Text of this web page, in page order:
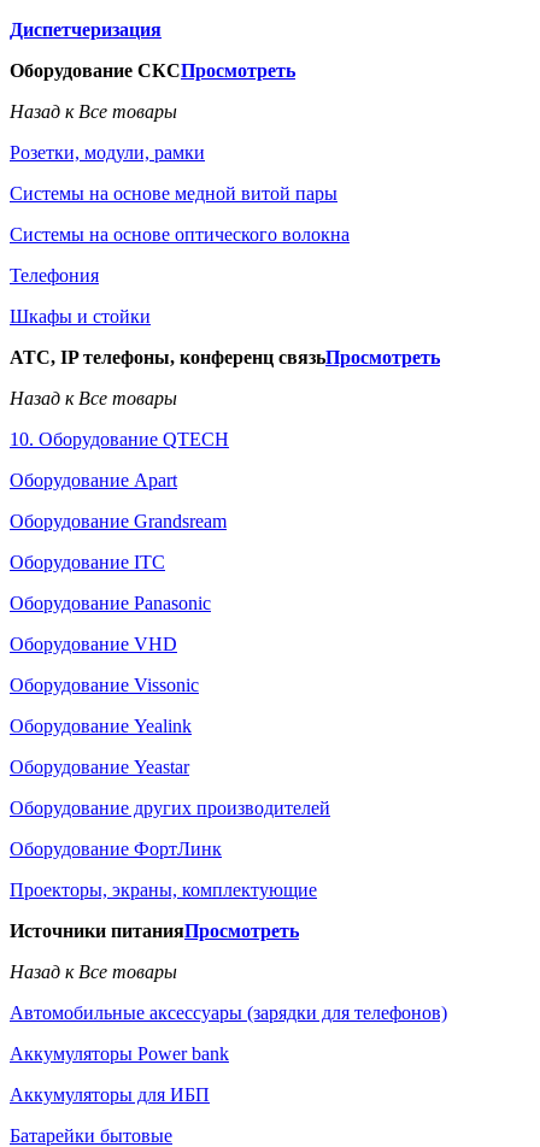
Диспетчеризация
Оборудование СКСПросмотреть
Назад к Все товары
Розетки, модули, рамки
Системы на основе медной витой пары
Системы на основе оптического волокна
Телефония
Шкафы и стойки
АТС, IP телефоны, конференц связьПросмотреть
Назад к Все товары
10. Оборудование QTECH
Оборудование Apart
Оборудование Grandsream
Оборудование ITC
Оборудование Panasonic
Оборудование VHD
Оборудование Vissonic
Оборудование Yealink
Оборудование Yeastar
Оборудование других производителей
Оборудование ФортЛинк
Проекторы, экраны, комплектующие
Источники питанияПросмотреть
Назад к Все товары
Автомобильные аксессуары (зарядки для телефонов)
Аккумуляторы Power bank
Аккумуляторы для ИБП
Батарейки бытовые